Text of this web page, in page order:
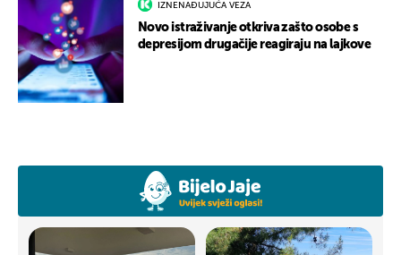
IZNENAĐUJUĆA VEZA
Novo istraživanje otkriva zašto osobe s
depresijom drugačije reagiraju na lajkove